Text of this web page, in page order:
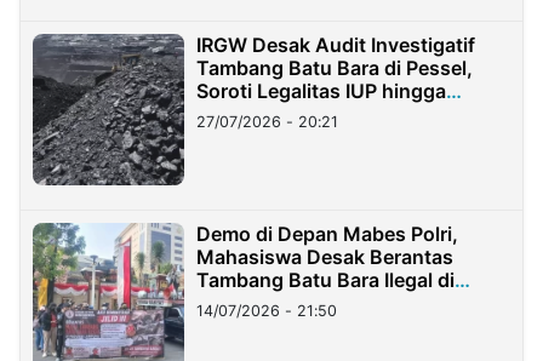
IRGW Desak Audit Investigatif
Tambang Batu Bara di Pessel,
Soroti Legalitas IUP hingga
Stockpile
27/07/2026 - 20:21
Demo di Depan Mabes Polri,
Mahasiswa Desak Berantas
Tambang Batu Bara Ilegal di
Lampung
14/07/2026 - 21:50